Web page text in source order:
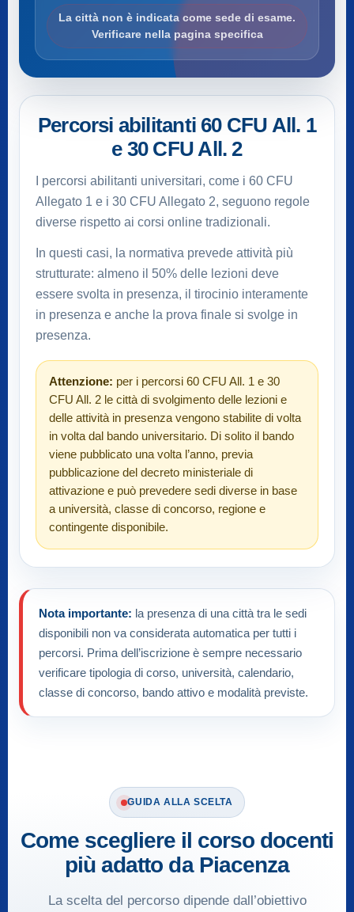
La città non è indicata come sede di esame.
Verificare nella pagina specifica
Percorsi abilitanti 60 CFU All. 1
e 30 CFU All. 2
I percorsi abilitanti universitari, come i 60 CFU
Allegato 1 e i 30 CFU Allegato 2, seguono regole
diverse rispetto ai corsi online tradizionali.
In questi casi, la normativa prevede attività più
strutturate: almeno il 50% delle lezioni deve
essere svolta in presenza, il tirocinio interamente
in presenza e anche la prova finale si svolge in
presenza.
Attenzione: per i percorsi 60 CFU All. 1 e 30
CFU All. 2 le città di svolgimento delle lezioni e
delle attività in presenza vengono stabilite di volta
in volta dal bando universitario. Di solito il bando
viene pubblicato una volta l’anno, previa
pubblicazione del decreto ministeriale di
attivazione e può prevedere sedi diverse in base
a università, classe di concorso, regione e
contingente disponibile.
Nota importante: la presenza di una città tra le sedi
disponibili non va considerata automatica per tutti i
percorsi. Prima dell’iscrizione è sempre necessario
verificare tipologia di corso, università, calendario,
classe di concorso, bando attivo e modalità previste.
GUIDA ALLA SCELTA
Come scegliere il corso docenti
più adatto da Piacenza
La scelta del percorso dipende dall’obiettivo